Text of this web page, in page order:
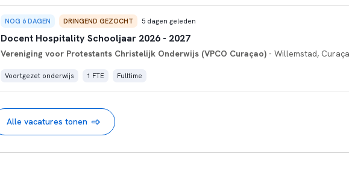
NOG 6 DAGEN DRINGEND GEZOCHT 5 dagen geleden
Docent Hospitality Schooljaar 2026 - 2027
Vereniging voor Protestants Christelijk Onderwijs (VPCO Curaçao)- Willemstad,
Voortgezet onderwijs 1 FTE Fulltime
Alle vacatures tonen